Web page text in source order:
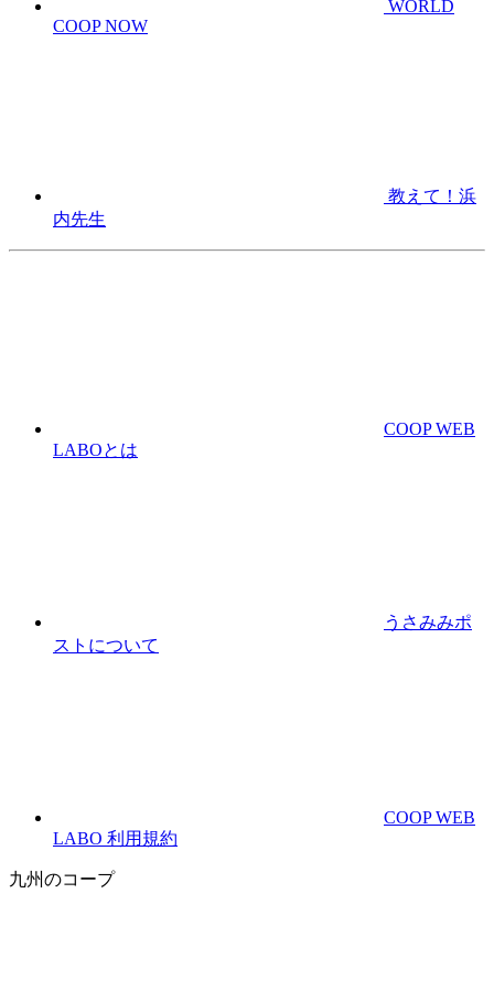
WORLD
COOP NOW
教えて！浜
内先生
COOP WEB
LABOとは
うさみみポ
ストについて
COOP WEB
LABO 利用規約
九州のコープ